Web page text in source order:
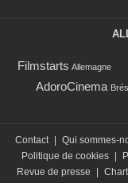
Filmstarts Allemagne
AdoroCinema
Contact Qui sommes-
Politique de cookies
Revue de presse